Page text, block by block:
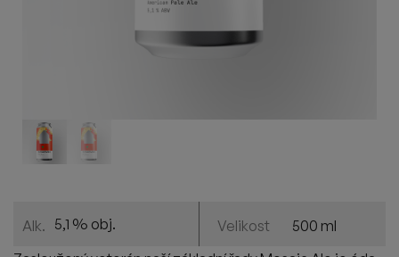
Alk. 5,1 % obj. Velikost
500 ml